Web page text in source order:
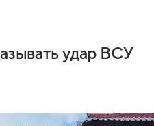
удар ВСУ